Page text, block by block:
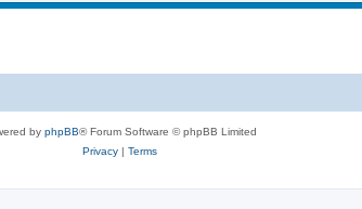
by phpBB® Forum Software © phpBB Limited
Privacy| Terms